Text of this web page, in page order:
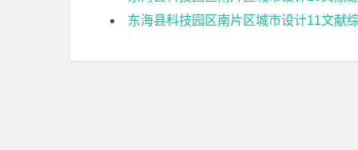
东海县科技园区南片区城市设计11文献